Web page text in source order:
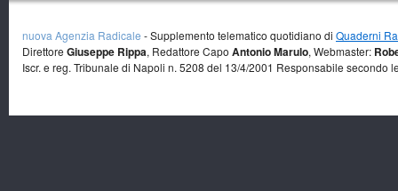
nuova Agenzia Radicale - Supplemento telematico quotidiano di Quaderni
Direttore Giuseppe Rippa, Redattore Capo Antonio Marulo, Webmaster:
Iscr. e reg. Tribunale di Napoli n. 5208 del 13/4/2001 Responsabile secondo